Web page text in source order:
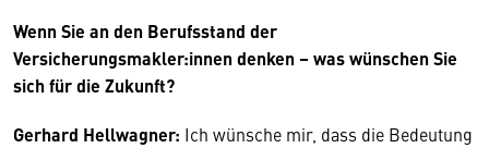
Wenn Sie an den Berufsstand der
Versicherungsmakler:innen denken – was wünschen Sie
sich für die Zukunft?
Gerhard Hellwagner: Ich wünsche mir, dass die Bedeutung